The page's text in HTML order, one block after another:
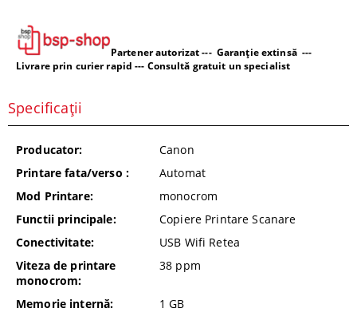
Partener autorizat --- Garanție extinsă ---
Livrare prin curier rapid --- Consultă gratuit un specialist
Specificații
Producator:
Canon
Printare fata/verso :
Automat
Mod Printare:
monocrom
Functii principale:
Copiere Printare Scanare
Conectivitate:
USB Wifi Retea
Viteza de printare
monocrom:
38 ppm
Memorie internă:
1 GB